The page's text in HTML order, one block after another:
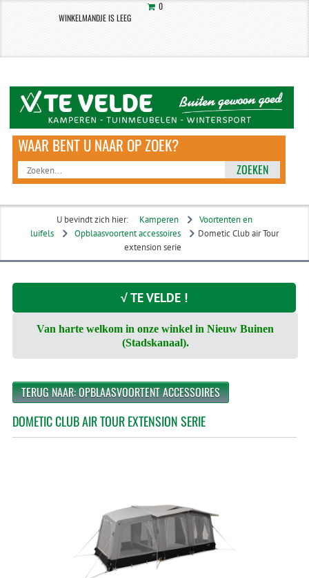
0
WINKELMANDJE IS LEEG
ZOEKEN
U bevindt zich hier: Kamperen
Voortenten en
luifels
Opblaasvoortent accessoires
Dometic Club air Tour
extension serie
√ TE VELDE !
Van harte welkom in onze winkel in Nieuw Buinen
(Stadskanaal).
TERUG NAAR: OPBLAASVOORTENT ACCESSOIRES
DOMETIC CLUB AIR TOUR EXTENSION SERIE